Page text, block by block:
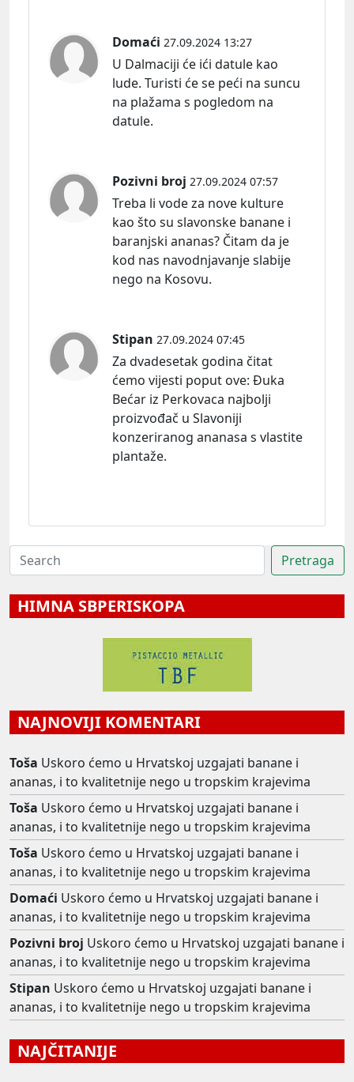
Domaći 27.09.2024 13:27
U Dalmaciji će ići datule kao
lude. Turisti će se peći na suncu
na plažama s pogledom na
datule.
Pozivni broj 27.09.2024 07:57
Treba li vode za nove kulture
kao što su slavonske banane i
baranjski ananas? Čitam da je
kod nas navodnjavanje slabije
nego na Kosovu.
Stipan 27.09.2024 07:45
Za dvadesetak godina čitat
ćemo vijesti poput ove: Đuka
Bećar iz Perkovaca najbolji
proizvođač u Slavoniji
konzeriranog ananasa s vlastite
plantaže.
HIMNA SBPERISKOPA
NAJNOVIJI KOMENTARI
Toša Uskoro ćemo u Hrvatskoj uzgajati banane i
ananas, i to kvalitetnije nego u tropskim krajevima
Toša Uskoro ćemo u Hrvatskoj uzgajati banane i
ananas, i to kvalitetnije nego u tropskim krajevima
Toša Uskoro ćemo u Hrvatskoj uzgajati banane i
ananas, i to kvalitetnije nego u tropskim krajevima
Domaći Uskoro ćemo u Hrvatskoj uzgajati banane i
ananas, i to kvalitetnije nego u tropskim krajevima
Pozivni broj Uskoro ćemo u Hrvatskoj uzgajati banane i
ananas, i to kvalitetnije nego u tropskim krajevima
Stipan Uskoro ćemo u Hrvatskoj uzgajati banane i
ananas, i to kvalitetnije nego u tropskim krajevima
NAJČITANIJE